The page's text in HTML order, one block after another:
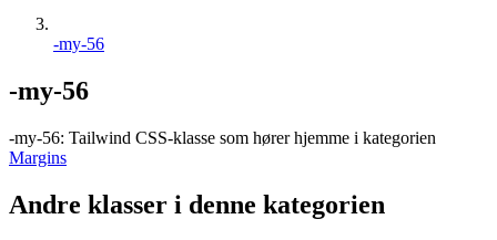
-my-56
-my-56
-my-56: Tailwind CSS-klasse som hører hjemme i kategorien
Margins
Andre klasser i denne kategorien